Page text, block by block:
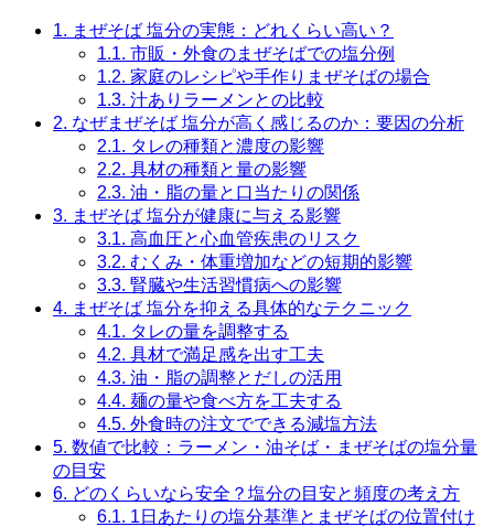
1. まぜそば 塩分の実態：どれくらい高い？
1.1. 市販・外食のまぜそばでの塩分例
1.2. 家庭のレシピや手作りまぜそばの場合
1.3. 汁ありラーメンとの比較
2. なぜまぜそば 塩分が高く感じるのか：要因の分析
2.1. タレの種類と濃度の影響
2.2. 具材の種類と量の影響
2.3. 油・脂の量と口当たりの関係
3. まぜそば 塩分が健康に与える影響
3.1. 高血圧と心血管疾患のリスク
3.2. むくみ・体重増加などの短期的影響
3.3. 腎臓や生活習慣病への影響
4. まぜそば 塩分を抑える具体的なテクニック
4.1. タレの量を調整する
4.2. 具材で満足感を出す工夫
4.3. 油・脂の調整とだしの活用
4.4. 麺の量や食べ方を工夫する
4.5. 外食時の注文でできる減塩方法
5. 数値で比較：ラーメン・油そば・まぜそばの塩分量
の目安
6. どのくらいなら安全？塩分の目安と頻度の考え方
6.1. 1日あたりの塩分基準とまぜそばの位置付け